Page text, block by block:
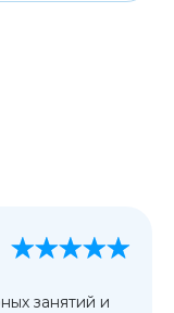
занятий и